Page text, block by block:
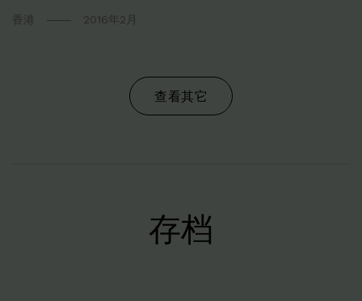
香港 2016年2月
查看其它
存档